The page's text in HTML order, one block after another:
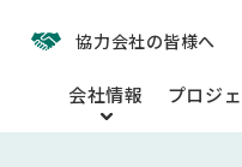
会社情報 プロジ
協力会社の皆様へ